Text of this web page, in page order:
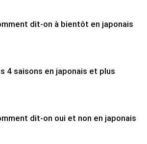
dit-on à bientôt en japonais
4 saisons en japonais et plus
dit-on oui et non en japonais